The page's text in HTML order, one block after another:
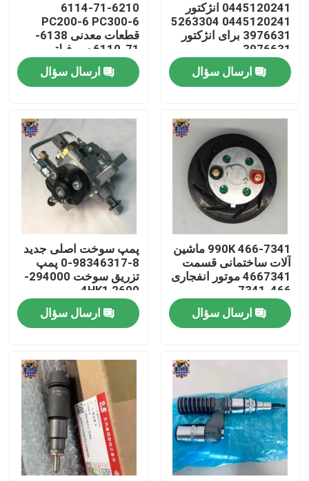
صفحه اصلی
درباره ما
تور کارخانه
کنترل کیفیت
با ما تماس بگیرید
درخواست نقل قول
موتور محرک نهایی بیل مکانیکی
موتور تاب بیل مکانیکی
0445120241 انژکتور
0445120241 5263304
3976631 برای انژکتور
3976631
ارسال سؤال
6114-71-6210
PC200-6 PC300-6
قطعات معدنی 6138-
71-6110 سر فیلتر
سوخت
ارسال سؤال
466-7341 990K ماشین
آلات ساختمانی قسمت
4667341 موتور انفجاری
466-7341
ارسال سؤال
پمپ سوخت اصلی جدید
8-98346317-0 پمپ
تزریق سوخت 294000-
2600 4HK1
ارسال سؤال